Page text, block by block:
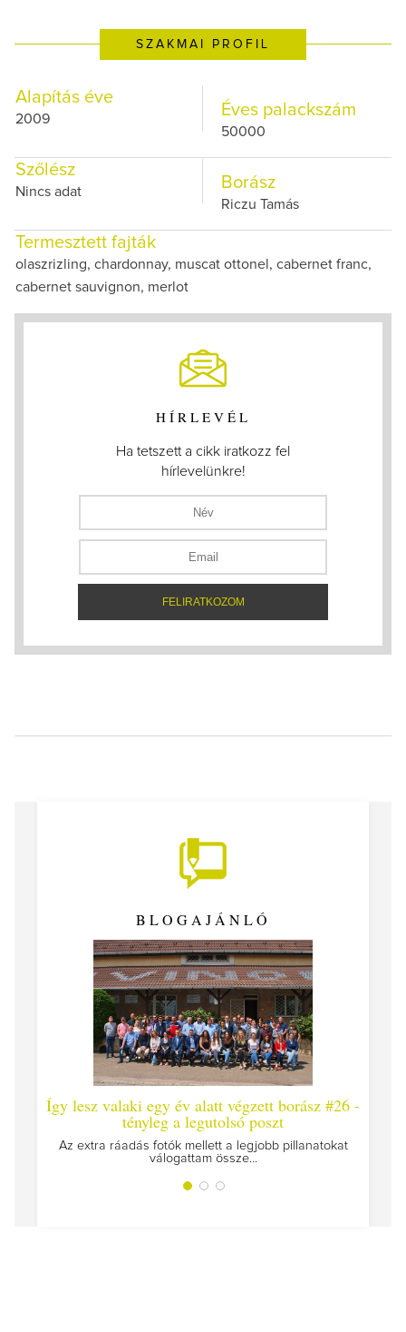
SZAKMAI PROFIL
Alapítás éve
2009 Éves palackszám
50000
Szőlész
Nincs adat Borász
Riczu Tamás
Termesztett fajták
olaszrizling, chardonnay, muscat ottonel, cabernet franc,
cabernet sauvignon, merlot
HÍRLEVÉL
Ha tetszett a cikk iratkozz fel
hírlevelünkre!
BLOGAJÁNLÓ
lesz valaki egy év alatt végzett borász #26 -
tényleg a legutolsó poszt
Az extra ráadás fotók mellett a legjobb pillanatokat
válogattam össze...
Így lesz